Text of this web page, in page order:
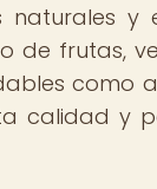
y
de frutas,
como
calidad y